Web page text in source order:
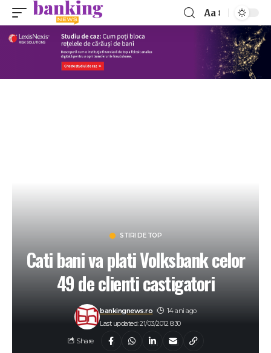
Aa
STIRI DE TOP
Cati bani va plati Volksbank celor
49 de clienti castigatori
Last updated: 21/03/2012 8:30
bankingnews.ro 14 ani ago
Share